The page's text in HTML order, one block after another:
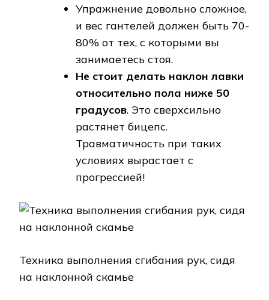
Упражнение довольно сложное,
и вес гантелей должен быть 70-
80% от тех, с которыми вы
занимаетесь стоя.
Не стоит делать наклон лавки
относительно пола ниже 50
градусов. Это сверхсильно
растянет бицепс.
Травматичность при таких
условиях вырастает с
прогрессией!
Техника выполнения сгибания рук, сидя
на наклонной скамье